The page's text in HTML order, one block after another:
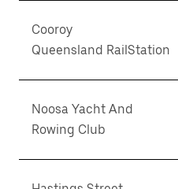
Cooroy
Queensland RailStation
Noosa Yacht And
Rowing Club